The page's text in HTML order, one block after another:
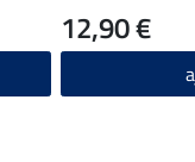
12,90 €